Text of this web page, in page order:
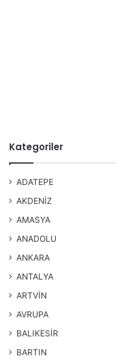
Kategoriler
ADATEPE
AKDENİZ
AMASYA
ANADOLU
ANKARA
ANTALYA
ARTVİN
AVRUPA
BALIKESİR
BARTIN